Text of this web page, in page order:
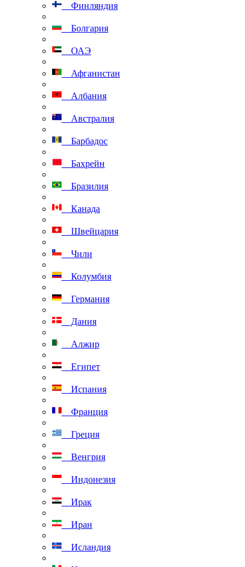
Финляндия
Болгария
ОАЭ
Афганистан
Албания
Австралия
Барбадос
Бахрейн
Бразилия
Канада
Швейцария
Чили
Колумбия
Германия
Дания
Алжир
Египет
Испания
Франция
Греция
Венгрия
Индонезия
Ирак
Иран
Исландия